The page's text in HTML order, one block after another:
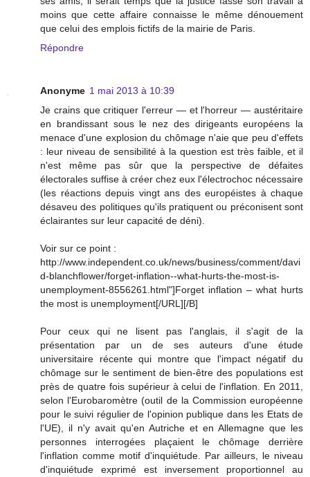
moins que cette affaire connaisse le même dénouement
que celui des emplois fictifs de la mairie de Paris.
Répondre
Anonyme 1 mai 2013 à 10:39
Je crains que critiquer l'erreur — et l'horreur — austéritaire
en brandissant sous le nez des dirigeants européens la
menace d'une explosion du chômage n'aie que peu d'effets
: leur niveau de sensibilité à la question est très faible, et il
n'est même pas sûr que la perspective de défaites
électorales suffise à créer chez eux l'électrochoc nécessaire
(les réactions depuis vingt ans des européistes à chaque
désaveu des politiques qu'ils pratiquent ou préconisent sont
éclairantes sur leur capacité de déni).
Voir sur ce point :
http://www.independent.co.uk/news/business/comment/davi
d-blanchflower/forget-inflation--what-hurts-the-most-is-
unemployment-8556261.html"]Forget inflation – what hurts
the most is unemployment[/URL][/B]
Pour ceux qui ne lisent pas l'anglais, il s'agit de la
présentation par un de ses auteurs d'une étude
universitaire récente qui montre que l'impact négatif du
chômage sur le sentiment de bien-être des populations est
près de quatre fois supérieur à celui de l'inflation. En 2011,
selon l'Eurobaromètre (outil de la Commission européenne
pour le suivi régulier de l'opinion publique dans les Etats de
l'UE), il n'y avait qu'en Autriche et en Allemagne que les
personnes interrogées plaçaient le chômage derrière
l'inflation comme motif d'inquiétude. Par ailleurs, le niveau
d'inquiétude exprimé est inversement proportionnel au